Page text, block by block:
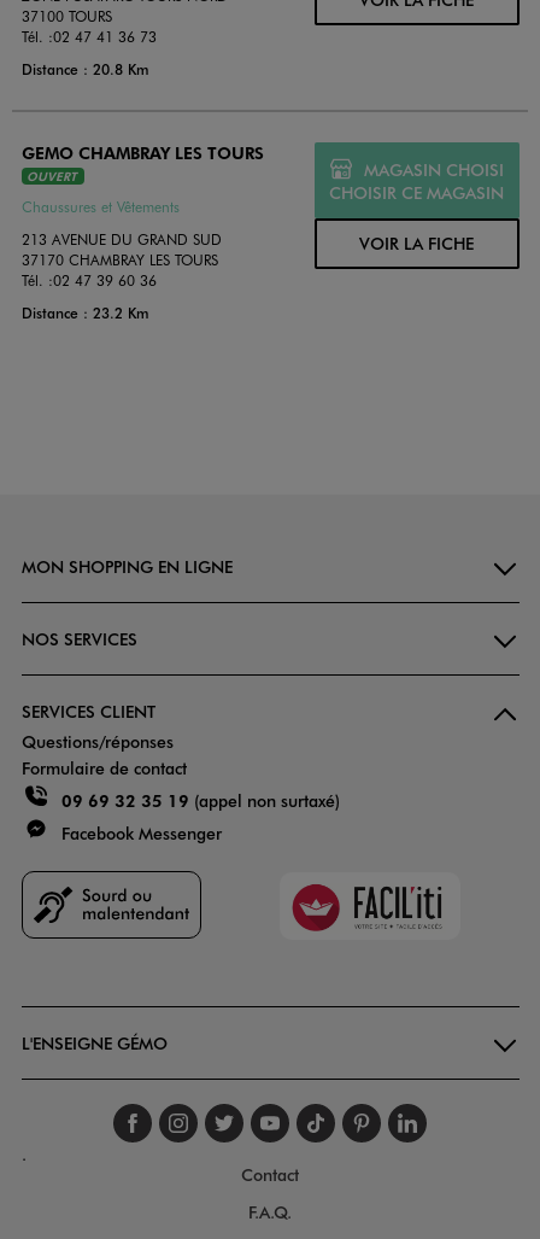
37100 TOURS
Tél. :02 47 41 36 73
Distance : 20.8 Km
GEMO CHAMBRAY LES TOURS
OUVERT
Chaussures et Vêtements
213 AVENUE DU GRAND SUD
37170 CHAMBRAY LES TOURS
Tél. :02 47 39 60 36
Distance : 23.2 Km
MAGASIN CHOISI
CHOISIR CE MAGASIN
VOIR LA FICHE
MON SHOPPING EN LIGNE
NOS SERVICES
SERVICES CLIENT
Questions/réponses
Formulaire de contact
09 69 32 35 19 (appel non surtaxé)
Facebook Messenger
Faciliti
L'ENSEIGNE GÉMO
Suivez-nous sur
Suivez-nous sur
Suivez-nous sur
Suivez-nous
Suivez-nous
Suivez-
.
Contact
F.A.Q.